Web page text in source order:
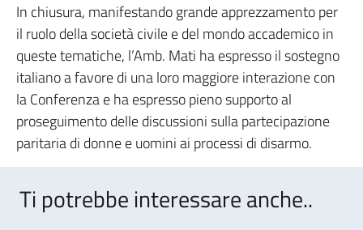
In chiusura, manifestando grande apprezzamento per
il ruolo della società civile e del mondo accademico in
queste tematiche, l’Amb. Mati ha espresso il sostegno
italiano a favore di una loro maggiore interazione con
la Conferenza e ha espresso pieno supporto al
proseguimento delle discussioni sulla partecipazione
paritaria di donne e uomini ai processi di disarmo.
Ti potrebbe interessare anche..